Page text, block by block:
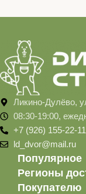
Ликино-Дулёво,
08:30-19:00,
+7 (926) 155-22-11
ld_dvor@mail.ru
Популярное
Регионы
Покупателю